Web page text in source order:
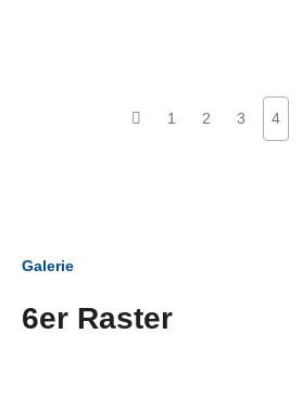
1 2 3 4
Galerie
6er Raster